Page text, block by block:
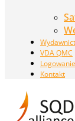
VDA QMC
Kontakt